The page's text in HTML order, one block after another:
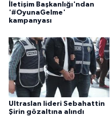
İletişim Başkanlığı'ndan
'#OyunaGelme'
kampanyası
Ultraslan lideri Sebahattin
Şirin gözaltına alındı